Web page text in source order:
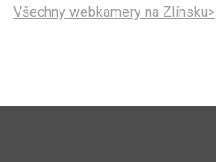
Všechny webkamery na Zlínsku>